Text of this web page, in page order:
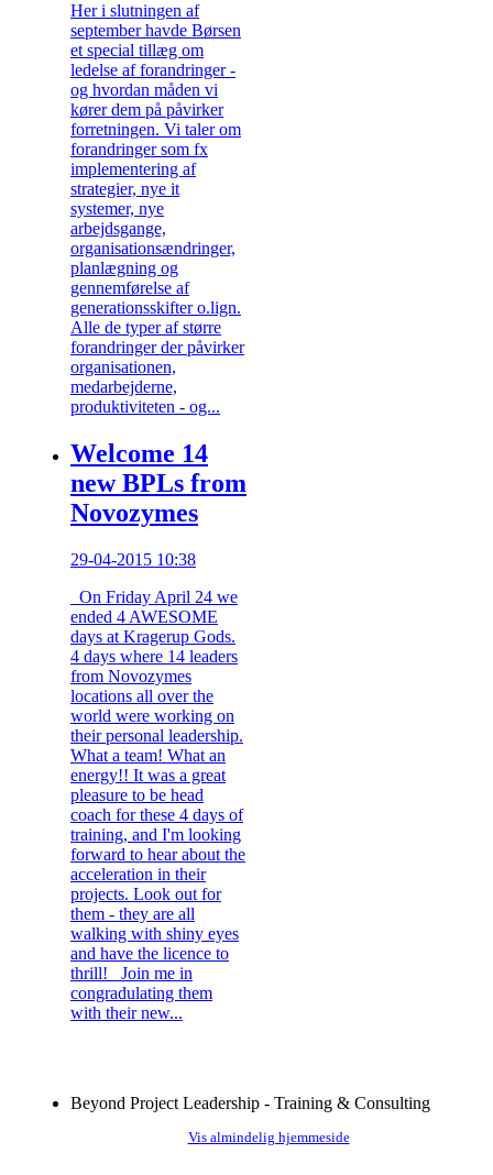
Her i slutningen af
september havde Børsen
et special tillæg om
ledelse af forandringer -
og hvordan måden vi
kører dem på påvirker
forretningen. Vi taler om
forandringer som fx
implementering af
strategier, nye it
systemer, nye
arbejdsgange,
organisationsændringer,
planlægning og
gennemførelse af
generationsskifter o.lign.
Alle de typer af større
forandringer der påvirker
organisationen,
medarbejderne,
produktiviteten - og...
Welcome 14
new BPLs from
Novozymes
29-04-2015 10:38
On Friday April 24 we
ended 4 AWESOME
days at Kragerup Gods.
4 days where 14 leaders
from Novozymes
locations all over the
world were working on
their personal leadership.
What a team! What an
energy!! It was a great
pleasure to be head
coach for these 4 days of
training, and I'm looking
forward to hear about the
acceleration in their
projects. Look out for
them - they are all
walking with shiny eyes
and have the licence to
thrill! Join me in
congradulating them
with their new...
Beyond Project Leadership - Training & Consulting
Vis almindelig hjemmeside